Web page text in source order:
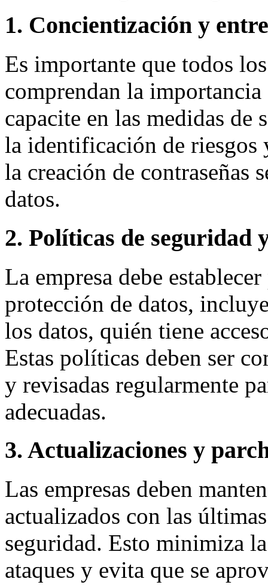
1. Concientización y
Es importante que todos
comprendan la
capacite en las medidas de
la identificación de riesgos
la creación de contraseñas
datos.
2. Políticas de seguridad
La empresa debe
protección de datos,
los datos, quién tiene
Estas políticas deben ser
y revisadas regularmente
adecuadas.
3. Actualizaciones y
Las empresas deben
actualizados con las
seguridad. Esto minimiza
ataques y evita que se